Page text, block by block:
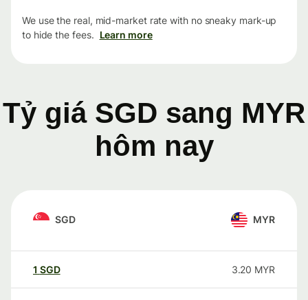
We use the real, mid-market rate with no sneaky mark-up
to hide the fees. Learn more
Tỷ giá SGD sang MYR
hôm nay
SGD MYR
1 SGD 3.20 MYR